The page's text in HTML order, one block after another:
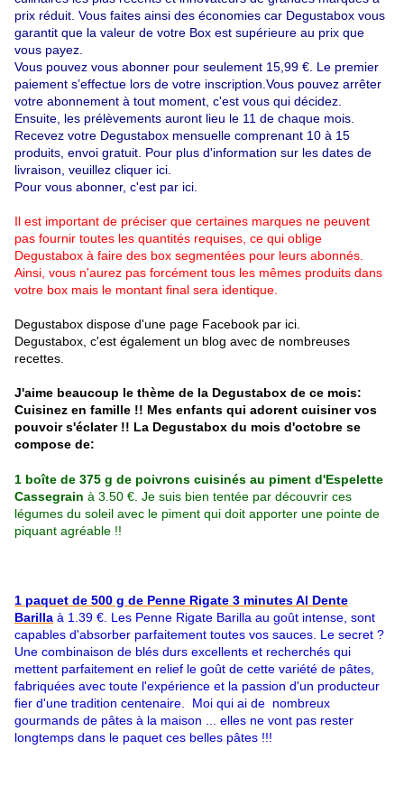
prix réduit. Vous faites ainsi des économies car Degustabox vous
garantit que la valeur de votre Box est supérieure au prix que
vous payez.
Vous pouvez vous abonner pour seulement 15,99 €. Le premier
paiement s’effectue lors de votre inscription.Vous pouvez arrêter
votre abonnement à tout moment, c'est vous qui décidez.
Ensuite, les prélèvements auront lieu le 11 de chaque mois.
Recevez votre Degustabox mensuelle comprenant 10 à 15
produits, envoi gratuit. Pour plus d'information sur les dates de
livraison, veuillez cliquer ici
Pour vous abonner, c'est par ici.
Il est important de préciser que certaines marques ne peuvent
pas fournir toutes les quantités requises, ce qui oblige
Degustabox à faire des box segmentées pour leurs abonnés.
Ainsi, vous n'aurez pas forcément tous les mêmes produits dans
votre box mais le montant final sera identique.
Degustabox dispose d'une page Facebook par ici.
Degustabox , c'est également un blog avec de nombreuses
recettes
J'aime beaucoup le thème de la Degustabox de ce mois:
Cuisinez en famille !! Mes enfants qui adorent cuisiner vos
pouvoir s'éclater !! La Degustabox du mois d'octobre se
compose de:
1 boîte de 375 g de poivrons cuisinés au piment d'Espelette
Cassegrain à 3.50 €. Je suis bien tentée par découvrir ces
légumes du soleil avec le piment qui doit apporter une pointe de
piquant agréable !!
1 paquet de 500 g de Penne Rigate 3 minutes Al Dente
Barilla à 1.39 €. Les Penne Rigate Barilla au goût intense, sont
capables d'absorber parfaitement toutes vos sauces. Le secret ?
Une combinaison de blés durs excellents et recherchés qui
mettent parfaitement en relief le goût de cette variété de pâtes,
fabriquées avec toute l'expérience et la passion d'un producteur
fier d'une tradition centenaire. Moi qui ai de nombreux
gourmands de pâtes à la maison ... elles ne vont pas rester
longtemps dans le paquet ces belles pâtes !!!